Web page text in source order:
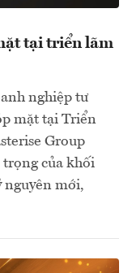
tại triển lãm
nghiệp tư
mặt tại Triển
Group
trọng của khối
mới,